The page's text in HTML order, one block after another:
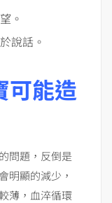
。
說話。
可能造
問題，反倒是
明顯的減少，
薄，血淬循環